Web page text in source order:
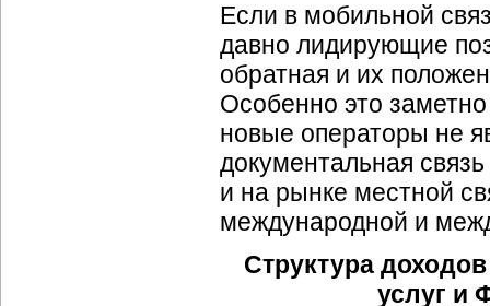
Если в мобильной
давно лидирующие
обратная и их
Особенно это
новые операторы не
документальная
и на рынке местной
международной и
Структура
услуг и